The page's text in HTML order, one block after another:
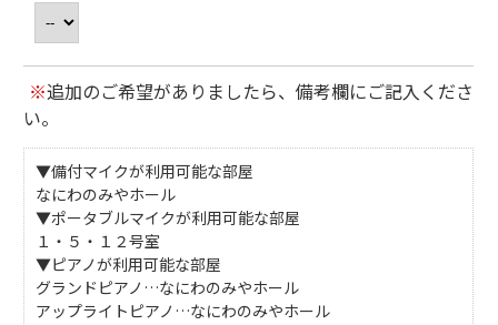
※追加のご希望がありましたら、備考欄にご記入くださ
い。
▼備付マイクが利用可能な部屋
なにわのみやホール
▼ポータブルマイクが利用可能な部屋
１・５・１２号室
▼ピアノが利用可能な部屋
グランドピアノ…なにわのみやホール
アップライトピアノ…なにわのみやホール